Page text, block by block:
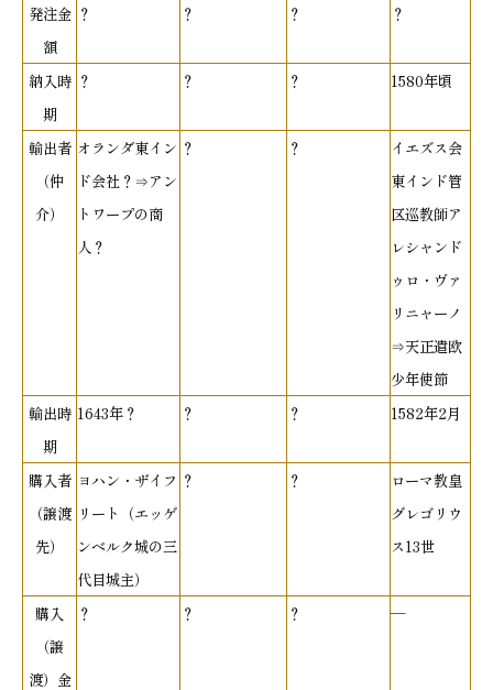
発注金
額
？ ？ ？ ？
納入時
期
？ ？ ？ 1580年頃
輸出者
（仲
介）
オランダ東イン
ド会社？⇒アン
トワープの商
人？
？ ？
イエズス会
東インド管
区巡教師ア
レシャンド
ゥロ・ヴァ
リニャーノ
⇒天正遣欧
少年使節
輸出時
期
1643年？ ？ ？ 1582年2月
購入者
（譲渡
先）
ヨハン・ザイフ
リート（エッゲ
ンベルク城の三
代目城主）
？ ？
ローマ教皇
グレゴリウ
ス13世
購入
（譲
渡）金
？ ？ ？ ―